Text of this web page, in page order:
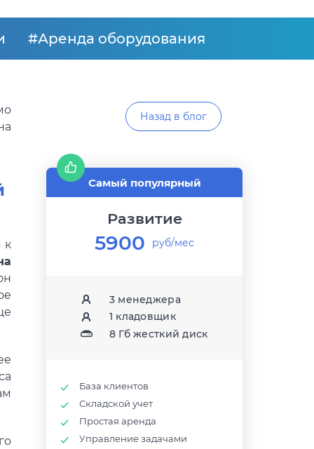
#Аренда оборудования
к
Назад в блог
Самый популярный
Развитие
5900 руб/мес
3 менеджера
1 кладовщик
8 Гб жесткий диск
База клиентов
Складской учет
Простая аренда
Управление задачами